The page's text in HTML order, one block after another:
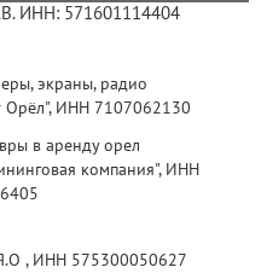
ИНН: 571601114404
Орёл", ИНН 7107062130
компания", ИНН
, ИНН 575300050627